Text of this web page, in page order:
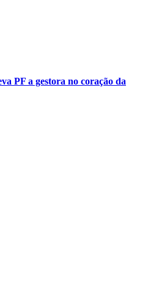
PF a gestora no coração da